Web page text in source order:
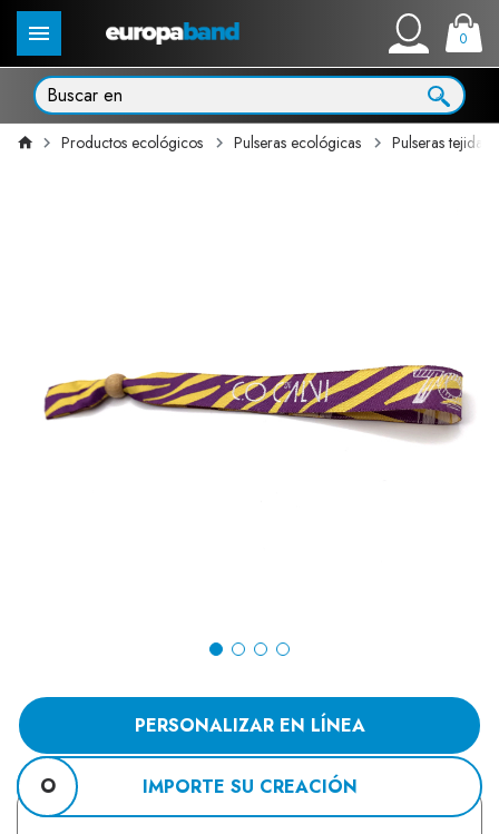
0
Productos ecológicos Pulseras ecológicas Pulseras tejidas
PERSONALIZAR EN LÍNEA
O IMPORTE SU CREACIÓN